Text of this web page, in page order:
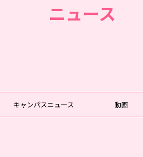
ニュース
キャンパスニュース 動画